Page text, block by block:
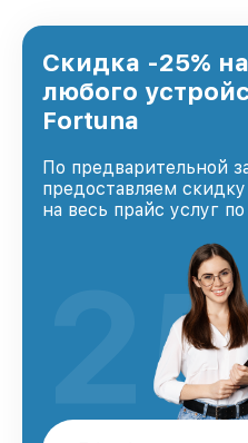
Скидка -25%
любого
Fortuna
По предварительной
предоставляем
на весь прайс услуг